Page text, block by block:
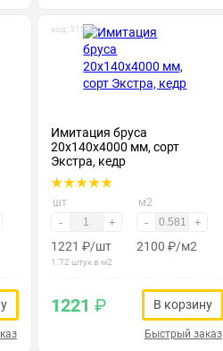
код: 315006
Имитация бруса
20х140х4000 мм, сорт
Экстра, кедр
шт
- +
1221 ₽/шт
1.72 штук в м2
м2
- +
2100 ₽/м2
1221 ₽ В корзину
Быстрый заказ